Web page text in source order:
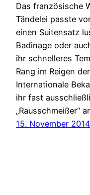
Das französische
Tändelei passte
einen Suitensatz
Badinage oder
ihr schnelleres
Rang im Reigen
Internationale
ihr fast
„Rausschmeißer“
15. November 2014